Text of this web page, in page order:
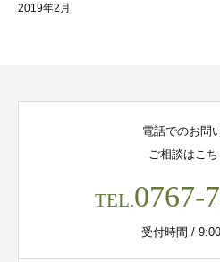
2019年2月
電話でのお問
ご相談はこち
TEL.0767-
受付時間 /